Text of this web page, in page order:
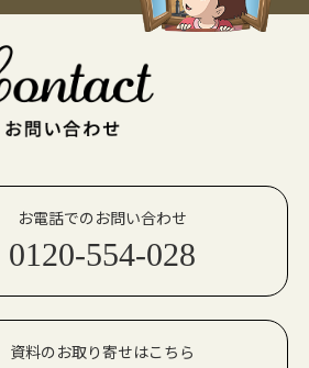
お電話でのお問い合わせ
0120-554-028
資料のお取り寄せはこちら